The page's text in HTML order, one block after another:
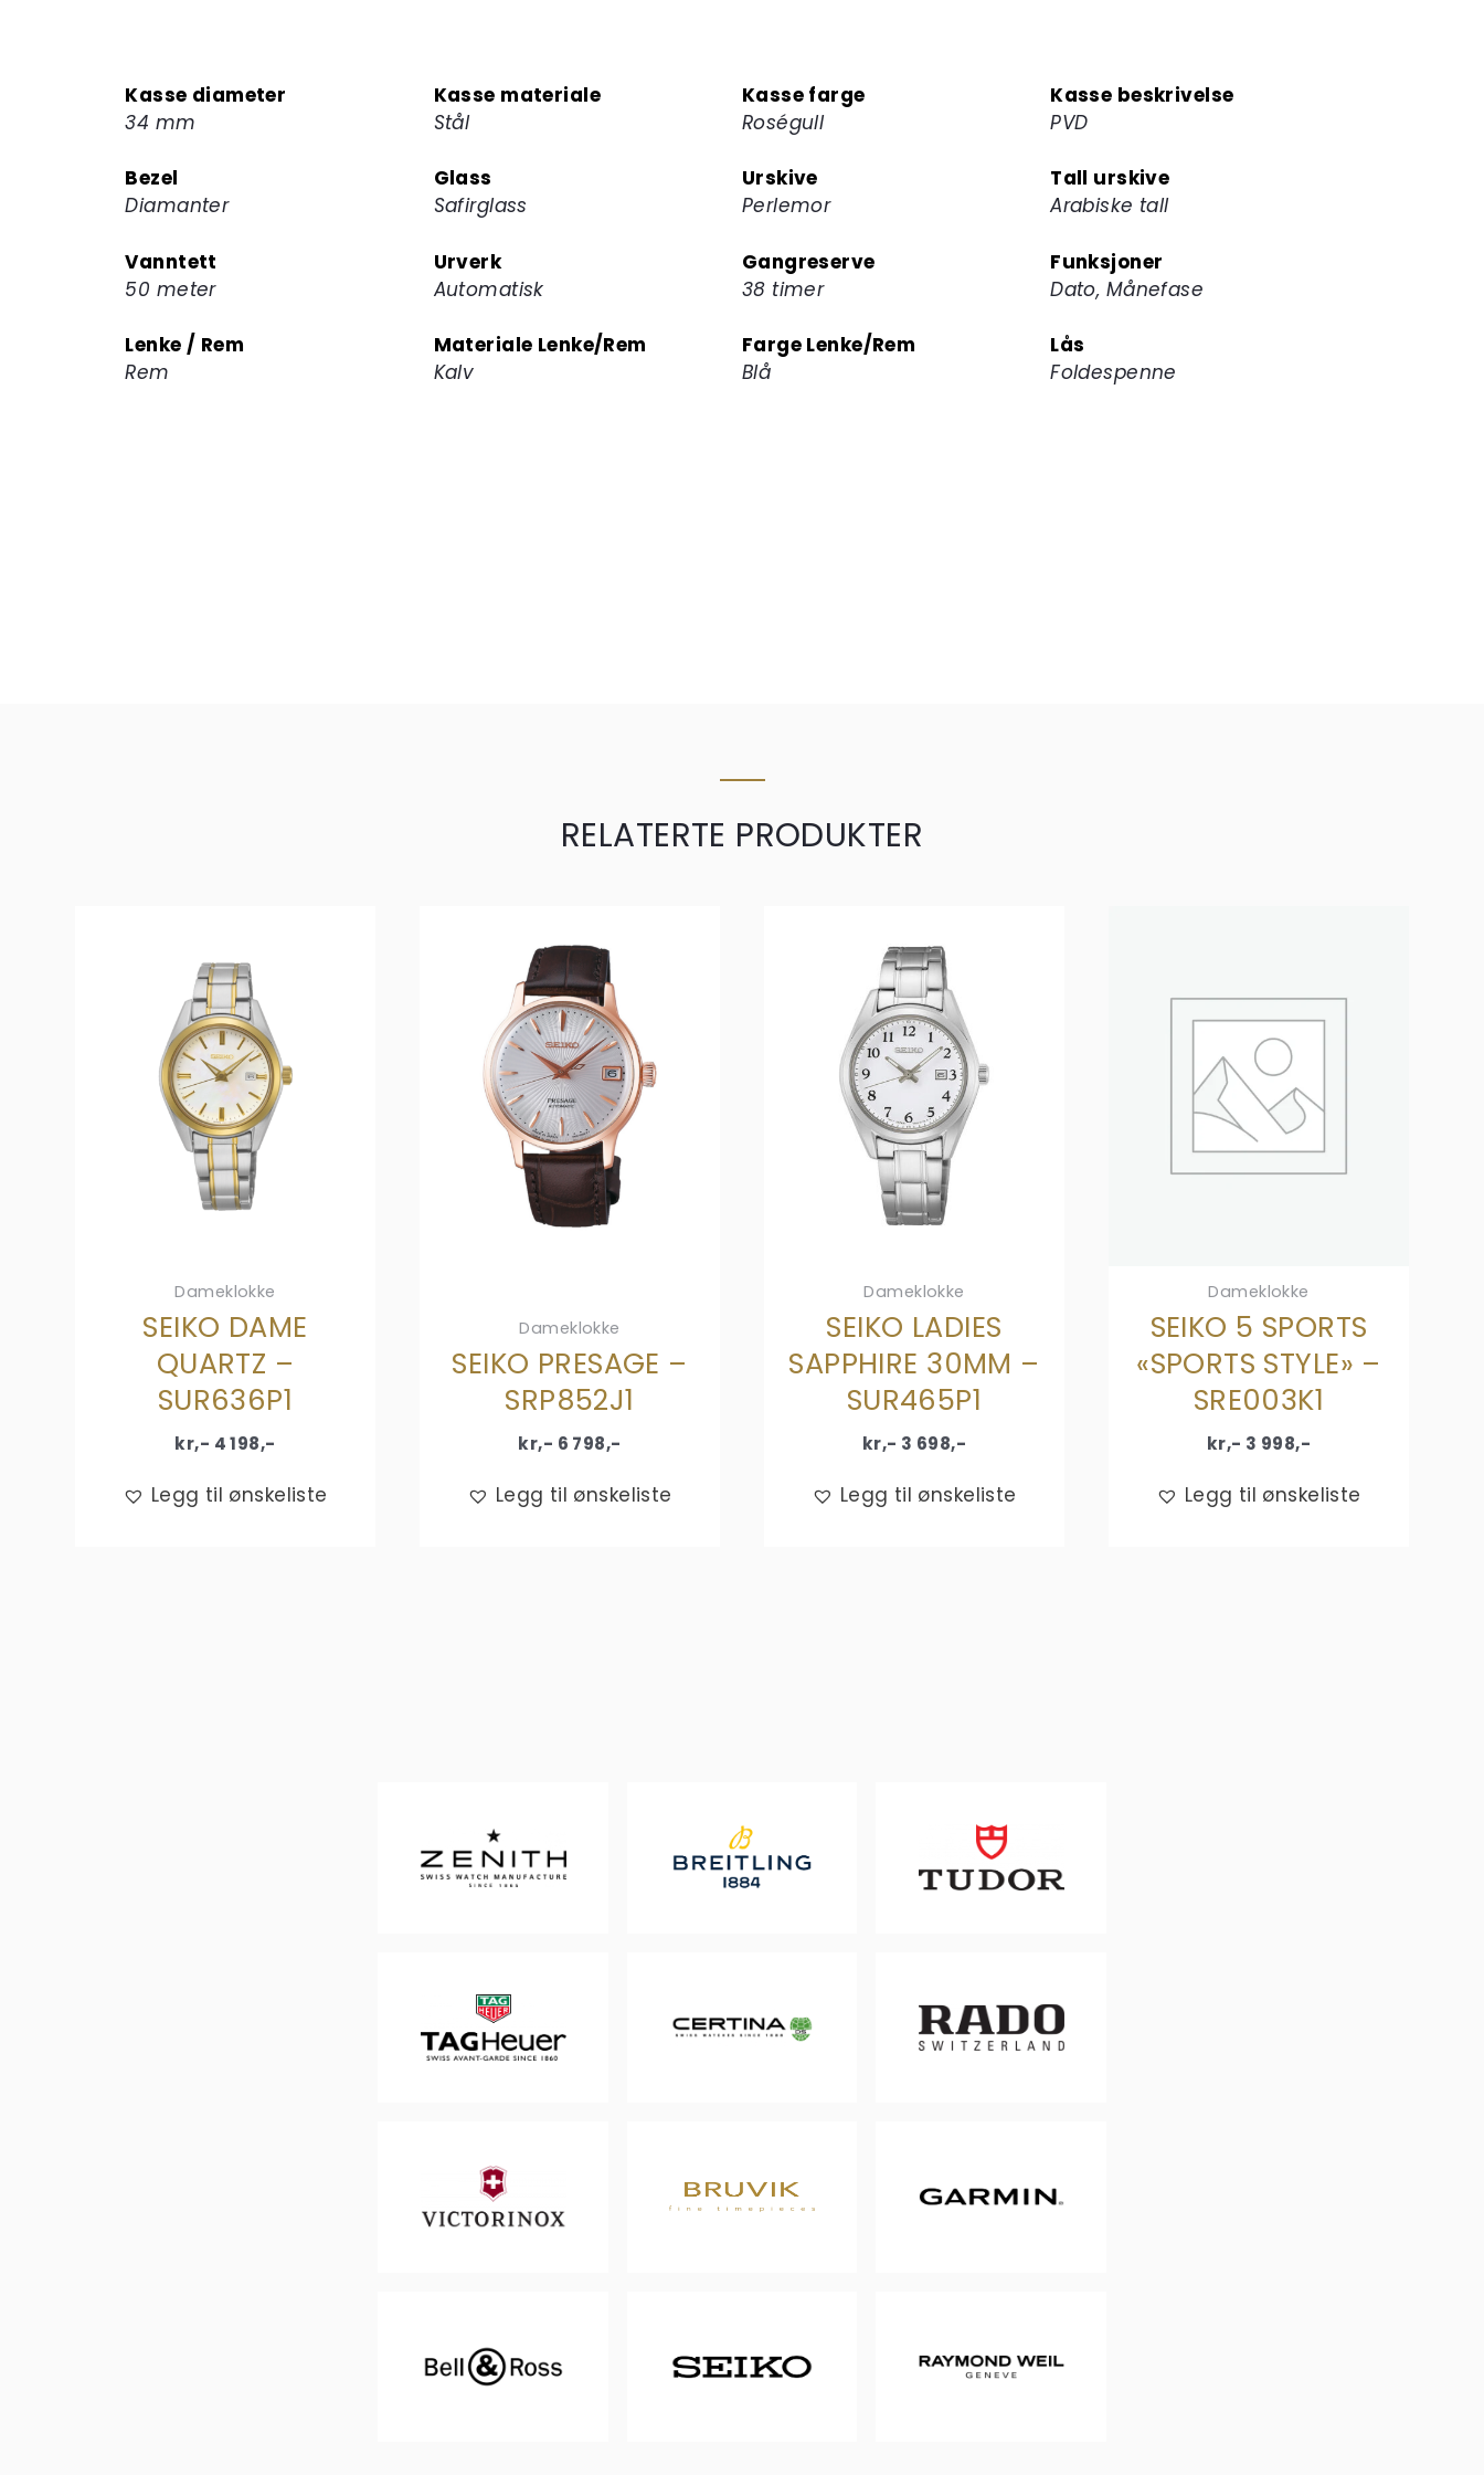
Kasse diameter
34 mm
Kasse materiale
Stål
Kasse farge
Roségull
Kasse beskrivelse
PVD
Bezel
Diamanter
Glass
Safirglass
Urskive
Perlemor
Tall urskive
Arabiske tall
Vanntett
50 meter
Urverk
Automatisk
Gangreserve
38 timer
Funksjoner
Dato, Månefase
Lenke / Rem
Rem
Materiale Lenke/Rem
Kalv
Farge Lenke/Rem
Blå
Lås
Foldespenne
RELATERTE PRODUKTER
Dameklokke
SEIKO DAME
QUARTZ –
SUR636P1
kr,- 4 198,-
Legg til ønskeliste
Dameklokke
SEIKO PRESAGE –
SRP852J1
kr,- 6 798,-
Legg til ønskeliste
Dameklokke
SEIKO LADIES
SAPPHIRE 30MM –
SUR465P1
kr,- 3 698,-
Legg til ønskeliste
Dameklokke
SEIKO 5 SPORTS
«SPORTS STYLE» –
SRE003K1
kr,- 3 998,-
Legg til ønskeliste